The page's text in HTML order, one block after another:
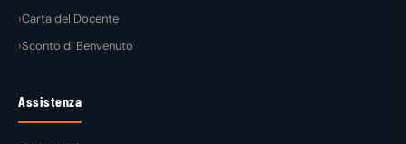
Carta del Docente
Sconto di Benvenuto
Assistenza